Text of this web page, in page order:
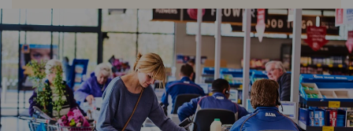
Gondola
academy
Gondola
society